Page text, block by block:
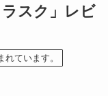
スク」レビ
ています。